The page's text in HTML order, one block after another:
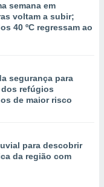
semana em
voltam a subir;
40 ºC regressam ao
segurança para
refúgios
de maior risco
para descobrir
da região com